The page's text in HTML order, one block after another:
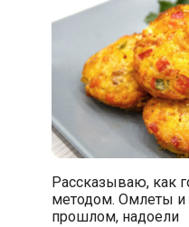
Рассказываю, как
методом. Омлеты и
прошлом, надоели